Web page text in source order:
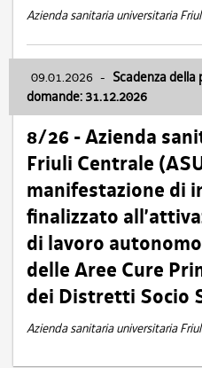
Azienda sanitaria universitaria
09.01.2026 - Scadenza
domande: 31.12.2026
8/26 - Azienda
Friuli Centrale
manifestazione di
finalizzato
di lavoro
delle Aree Cure
dei Distretti Socio
Azienda sanitaria universitaria